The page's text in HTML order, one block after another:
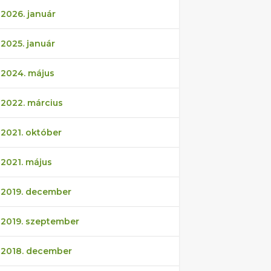
2026. január
2025. január
2024. május
2022. március
2021. október
2021. május
2019. december
2019. szeptember
2018. december